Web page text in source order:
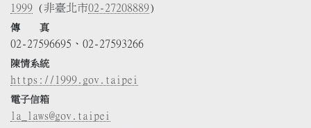
1999 (非臺北市02-27208889)
傳 真
02-27596695、02-27593266
陳情系統
https://1999.gov.taipei
電子信箱
la_laws@gov.taipei